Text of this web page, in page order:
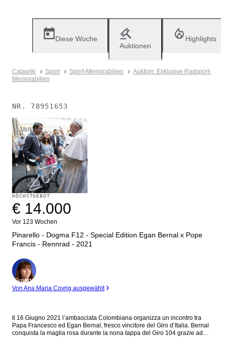
Diese Woche
Auktionen
Highlights
Catawiki Sport Sport-Memorabilien
Auktion: Exklusive Radsport-
Memorabilien
NR. 78951653
Verkauft
HÖCHSTGEBOT
€ 14.000
Vor 123 Wochen
Pinarello - Dogma F12 - Special Edition Egan Bernal x Pope
Francis - Rennrad - 2021
Experte
Von Ana Maria Covrig ausgewählt
Il 16 Giugno 2021 l’ambasciata Colombiana organizza un incontro tra
Papa Francesco ed Egan Bernal, fresco vincitore del Giro d’Italia. Bernal
conquista la maglia rosa durante la nona tappa del Giro 104 grazie ad